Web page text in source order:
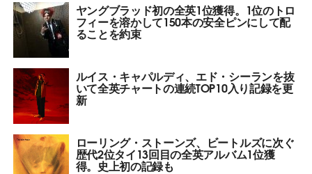
ヤングブラッド初の全英1位獲得。1位のトロ
フィーを溶かして150本の安全ピンにして配
ることを約束
ルイス・キャパルディ、エド・シーランを抜
いて全英チャートの連続TOP10入り記録を更
新
ローリング・ストーンズ、ビートルズに次ぐ
歴代2位タイ13回目の全英アルバム1位獲
得。史上初の記録も